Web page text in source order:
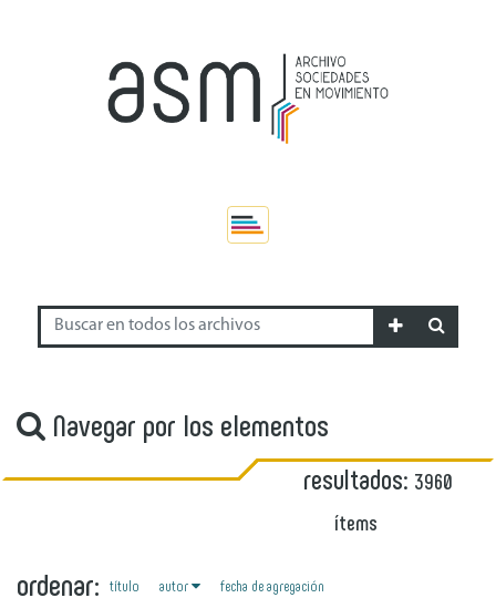
Navegar por los elementos
resultados: 3960
ítems
ordenar: título autor fecha de agregación